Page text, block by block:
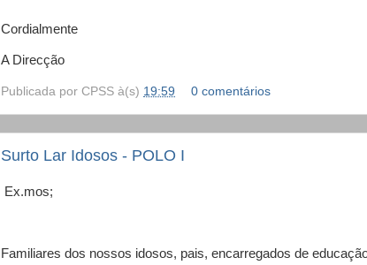
Cordialmente
A Direcção
Publicada por CPSS à(s) 19:59 0 comentários
Surto Lar Idosos - POLO I
Ex.mos;
Familiares dos nossos idosos, pais, encarregados de